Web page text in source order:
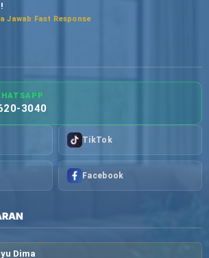
Jawab Fast Response
3040
TikTok
Facebook
Dima